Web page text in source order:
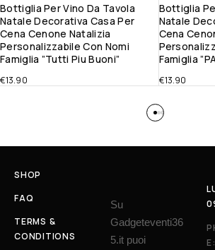
Bottiglia Per Vino Da Tavola
Natale Decorativa Casa Per
Cena Cenone Natalizia
Personalizzabile Con Nomi
Famiglia ”tutti Piu Buoni”
€13.90
Bottiglia
Natale
Cena
Famiglia
€13.90
SHOP
FAQ
TERMS &
CONDITIONS
Su
Gadgeteventi36
5.it puoi
E: